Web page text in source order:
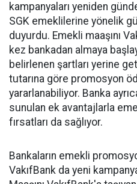
kampanyaları yeniden
SGK emeklilerine yönelik
duyurdu. Emekli maaşını
kez bankadan almaya
belirlenen şartları yerine
tutarına göre promosyon
yararlanabiliyor. Banka
sunulan ek avantajlarla
fırsatları da sağlıyor.
Bankaların emekli
VakıfBank da yeni